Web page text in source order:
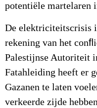
potentiële martelaren
De elektriciteitscrisis
rekening van het
Palestijnse Autoriteit
Fatahleiding heeft er
Gazanen te laten
verkeerde zijde